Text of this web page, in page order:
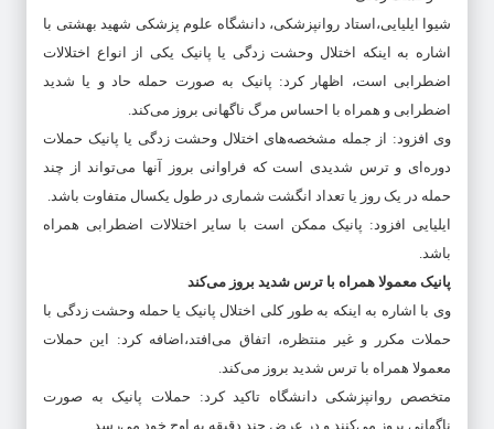
شیوا ایلیایی،استاد روانپزشکی، دانشگاه علوم پزشکی شهید بهشتی با
اشاره به اینکه اختلال وحشت زدگی یا پانیک یکی از انواع اختلالات
اضطرابی است، اظهار کرد: پانیک به صورت حمله حاد و یا شدید
اضطرابی و همراه با احساس مرگ ناگهانی بروز می‌کند.
وی افزود: از جمله مشخصه‌های اختلال وحشت زدگی یا پانیک حملات
دوره‌ای و ترس شدیدی است که فراوانی بروز آنها می‌تواند از چند
حمله در یک روز یا تعداد انگشت شماری در طول یکسال متفاوت باشد.
ایلیایی افزود: پانیک ممکن است با سایر اختلالات اضطرابی همراه
باشد.
پانیک معمولا همراه با ترس شدید بروز می‌کند
وی با اشاره به اینکه به طور کلی اختلال پانیک یا حمله وحشت زدگی با
حملات مکرر و غیر منتظره، اتفاق می‌افتد،اضافه کرد: این حملات
معمولا همراه با ترس شدید بروز می‌کند.
متخصص روانپزشکی دانشگاه تاکید کرد: حملات پانیک به صورت
ناگهانی بروز می‌کنند و در عرض چند دقیقه به اوج خود می‌رسد.